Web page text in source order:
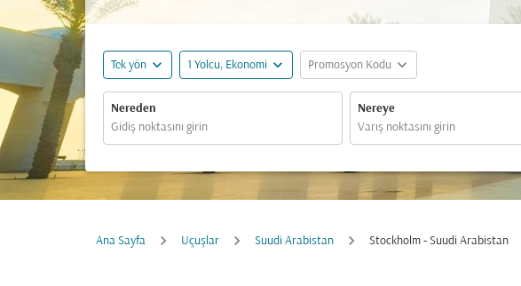
Tek yön expand_more 1 Yolcu, Ekonomi expand_more Promosyon Kodu expand_more
Nereden Nereye
Ana Sayfa Uçuşlar Suudi Arabistan Stockholm - Suudi Arabistan